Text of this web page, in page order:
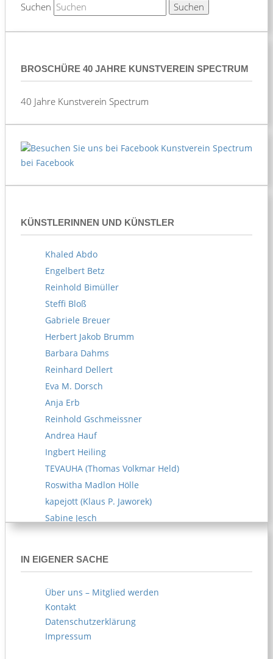
Suchen
BROSCHÜRE 40 JAHRE KUNSTVEREIN SPECTRUM
40 Jahre Kunstverein Spectrum
Kunstverein Spectrum
bei Facebook
KÜNSTLERINNEN UND KÜNSTLER
Khaled Abdo
Engelbert Betz
Reinhold Bimüller
Steffi Bloß
Gabriele Breuer
Herbert Jakob Brumm
Barbara Dahms
Reinhard Dellert
Eva M. Dorsch
Anja Erb
Reinhold Gschmeissner
Andrea Hauf
Ingbert Heiling
TEVAUHA (Thomas Volkmar Held)
Roswitha Madlon Hölle
kapejott (Klaus P. Jaworek)
Sabine Jesch
AKOE (Arife Körblein)
Norbert Köster
IN EIGENER SACHE
Über uns – Mitglied werden
Kontakt
Datenschutzerklärung
Impressum